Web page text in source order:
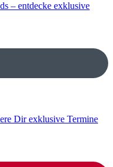
– entdecke exklusive
Dir exklusive Termine